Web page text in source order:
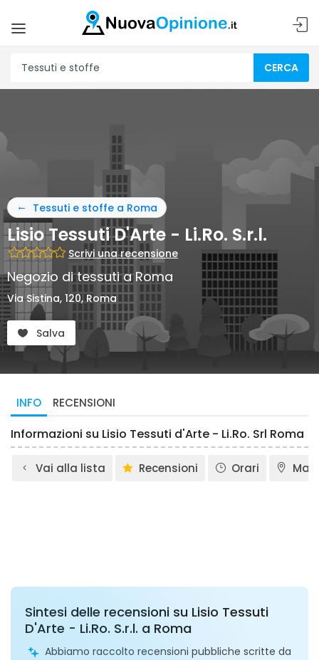
CERCA
Tessuti e stoffe a Roma
Lisio Tessuti D'Arte - Li.Ro. S.r.l.
Scrivi una recensione
Negozio di tessuti a Roma
Via Sistina, 120, Roma
Salva
INFO RECENSIONI
Informazioni su Lisio Tessuti d'Arte - Li.Ro. Srl Roma
Vai alla lista Recensioni Orari
Sintesi delle recensioni su Lisio Tessuti
D'Arte - Li.Ro. S.r.l. a Roma
Abbiamo raccolto recensioni pubbliche scritte da